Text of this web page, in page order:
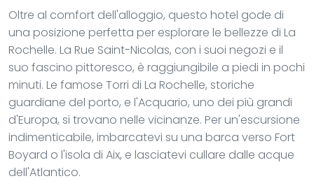
Oltre al comfort dell'alloggio, questo hotel gode di
una posizione perfetta per esplorare le bellezze di La
Rochelle. La Rue Saint-Nicolas, con i suoi negozi e il
suo fascino pittoresco, è raggiungibile a piedi in pochi
minuti. Le famose Torri di La Rochelle, storiche
guardiane del porto, e l'Acquario, uno dei più grandi
d'Europa, si trovano nelle vicinanze. Per un'escursione
indimenticabile, imbarcatevi su una barca verso Fort
Boyard o l'isola di Aix, e lasciatevi cullare dalle acque
dell'Atlantico.